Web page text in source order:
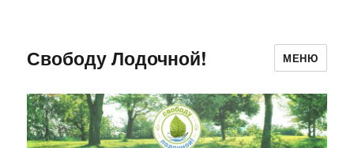
Свободу Лодочной! МЕНЮ